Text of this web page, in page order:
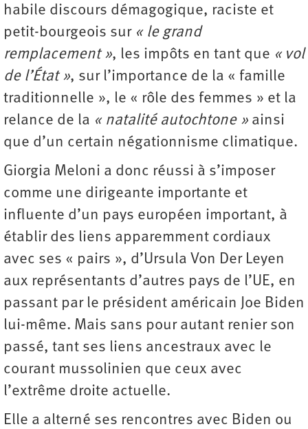
habile discours démagogique, raciste et
petit-bourgeois sur « le grand
remplacement », les impôts en tant que « vol
de l’État », sur l’importance de la « famille
traditionnelle », le « rôle des femmes » et la
relance de la « natalité autochtone » ainsi
que d’un certain négationnisme climatique.
Giorgia Meloni a donc réussi à s’imposer
comme une dirigeante importante et
influente d’un pays européen important, à
établir des liens apparemment cordiaux
avec ses « pairs », d’Ursula Von Der Leyen
aux représentants d’autres pays de l’UE, en
passant par le président américain Joe Biden
lui-même. Mais sans pour autant renier son
passé, tant ses liens ancestraux avec le
courant mussolinien que ceux avec
l’extrême droite actuelle.
Elle a alterné ses rencontres avec Biden ou